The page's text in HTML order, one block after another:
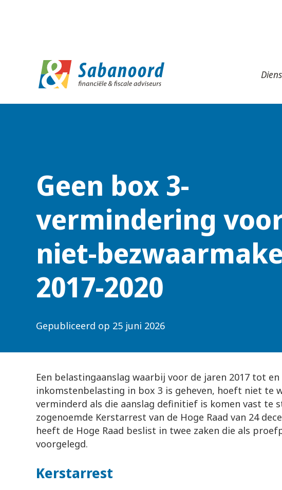
Geen box 3-
vermindering
niet-
2017-2020
Gepubliceerd op 25 juni 2026
Een belastingaanslag waarbij voor de jaren 2017 tot
inkomstenbelasting in box 3 is geheven, hoeft niet te
verminderd als die aanslag definitief is komen vast te
zogenoemde Kerstarrest van de Hoge Raad van 24
heeft de Hoge Raad beslist in twee zaken die als
voorgelegd.
Kerstarrest